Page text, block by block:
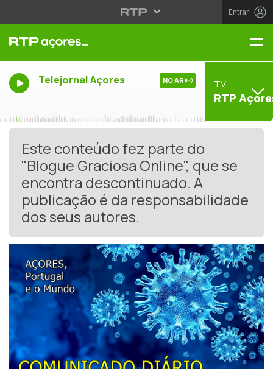
Entrar
Telejornal Açores NO AR TV
RTP
Este conteúdo fez parte do
"Blogue Graciosa Online", que se
encontra descontinuado. A
publicação é da responsabilidade
dos seus autores.